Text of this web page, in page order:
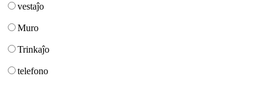
vestaĵo
Muro
Trinkaĵo
telefono